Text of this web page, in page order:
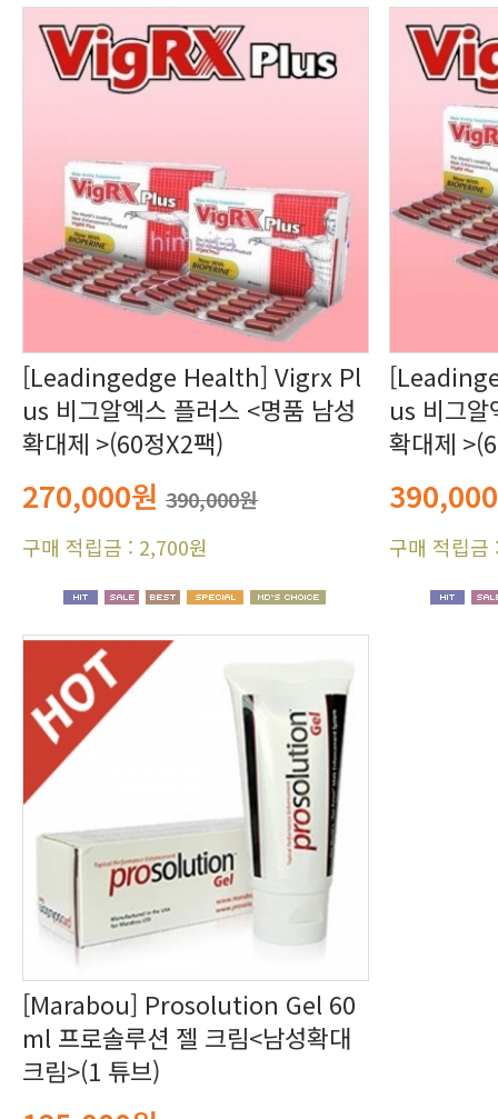
확대제 >(60정X2팩)
270,000원 390,000원
구매 적립금 : 2,700원
확대제
구매 적립
크림>(1 튜브)